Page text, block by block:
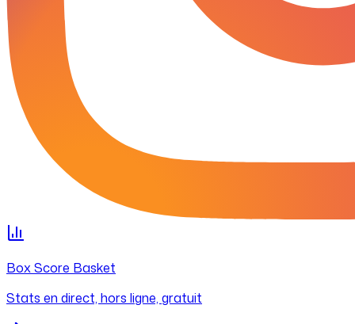
Box Score Basket
Stats en direct, hors ligne, gratuit